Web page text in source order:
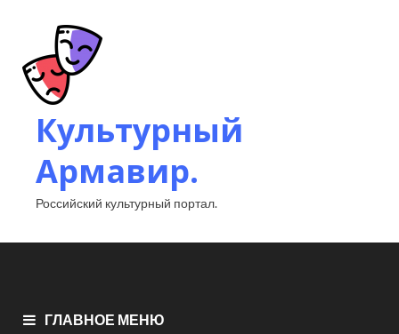
Культурный
Армавир.
Российский культурный портал.
ГЛАВНОЕ МЕНЮ